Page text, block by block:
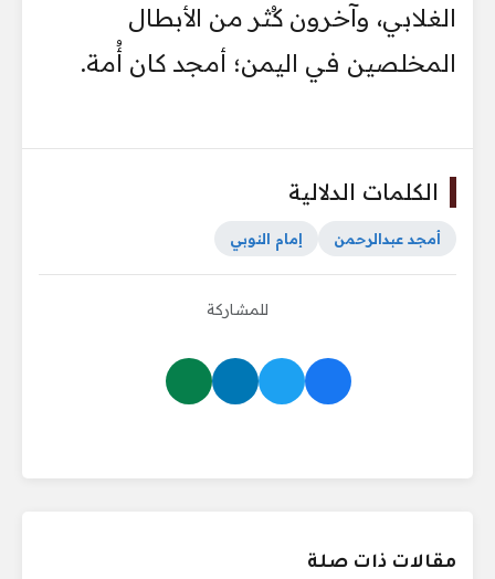
الغلابي، وآخرون كُثر من الأبطال
المخلصين في اليمن؛ أمجد كان أُمة.
الكلمات الدلالية
أمجد عبدالرحمن إمام النوبي
للمشاركة
مقالات ذات صلة